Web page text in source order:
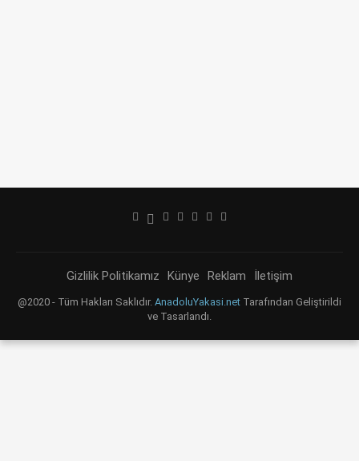
Gizlilik Politikamız Künye Reklam İletişim
@2020 - Tüm Hakları Saklıdır. AnadoluYakasi.net Tarafından Geliştirildi
ve Tasarlandı.